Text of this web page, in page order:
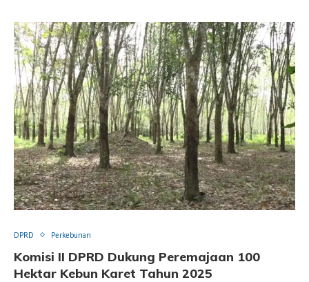
DPRD Perkebunan
Komisi II DPRD Dukung Peremajaan 100
Hektar Kebun Karet Tahun 2025